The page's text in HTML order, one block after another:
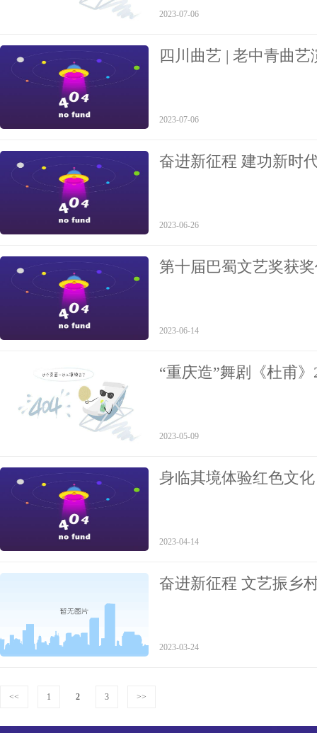
2023-07-06
四川曲艺 | 老中青曲
2023-07-06
奋进新征程 建功新时
2023-06-26
第十届巴蜀文艺奖获
2023-06-14
“重庆造”舞剧《杜甫
2023-05-09
身临其境体验红色文
2023-04-14
奋进新征程 文艺振乡
2023-03-24
<< 1 2 3 >>